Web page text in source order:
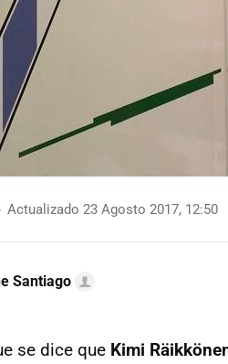
Actualizado 23 Agosto 2017, 12:50
Santiago
se dice que Kimi